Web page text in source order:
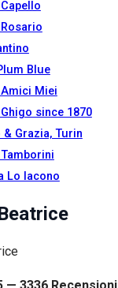
Blue
Miei
since 1870
& Grazia, Turin
Lo Iacono